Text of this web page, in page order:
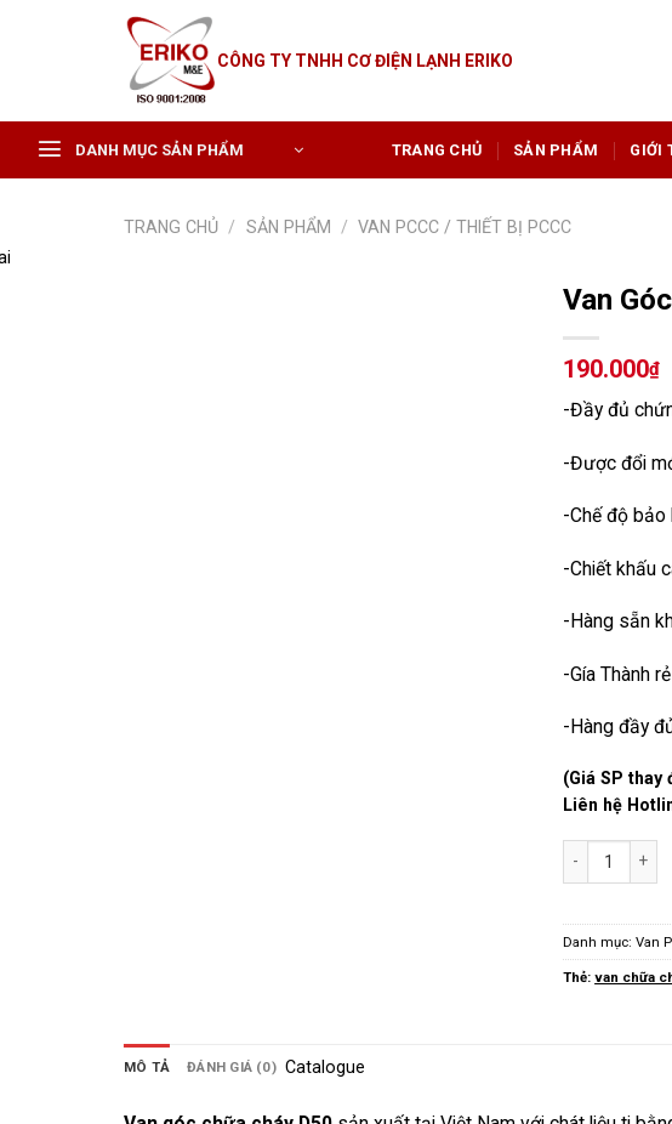
CÔNG TY TNHH CƠ ĐIỆN LẠNH ERIKO
DANH MỤC SẢN PHẨM TRANG CHỦ SẢN PHẨM GIỚI
TRANG CHỦ / SẢN PHẨM / VAN PCCC / THIẾT BỊ PCCC
Van
190.000₫
-Đầy đủ
-Được đổi
-Chế độ bảo
-Chiết khấu
-Hàng sẵn
-Gía Thành
-Hàng đầy
(Giá SP
Liên hệ
Van Góc Chữa
Danh mục:Van
Thẻ:van chữa
MÔ TẢ ĐÁNH GIÁ (0) Catalogue